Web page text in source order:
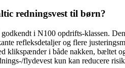
redningsvest til børn?
i N100 opdrifts-klassen.
refleksdetaljer og flere
klikspænder i både nakken, bæltet
flydevest kun kan reducere